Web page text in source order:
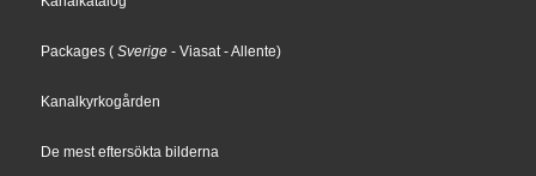
Packages ( Sverige - Viasat - Allente)
Kanalkyrkogården
De mest eftersökta bilderna